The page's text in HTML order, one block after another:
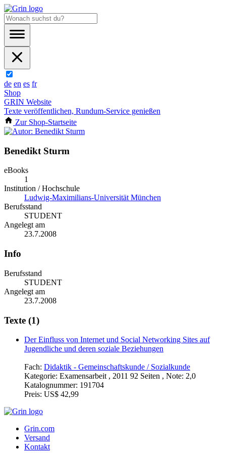
de en es fr
Shop
GRIN Website
Texte veröffentlichen, Rundum-Service genießen
Zur Shop-Startseite
Benedikt Sturm
eBooks
1
Institution / Hochschule
Ludwig-Maximilians-Universität München
Berufsstand
STUDENT
Angelegt am
23.7.2008
Info
Berufsstand
STUDENT
Angelegt am
23.7.2008
Texte (1)
Der Einfluss von Internet und Social Networking Sites auf
Jugendliche und deren soziale Beziehungen
Fach: Didaktik - Gemeinschaftskunde / Sozialkunde
Kategorie: Examensarbeit , 2011 92 Seiten , Note: 2,0
Katalognummer: 191704
Preis: US$ 42,99
Grin.com
Versand
Kontakt